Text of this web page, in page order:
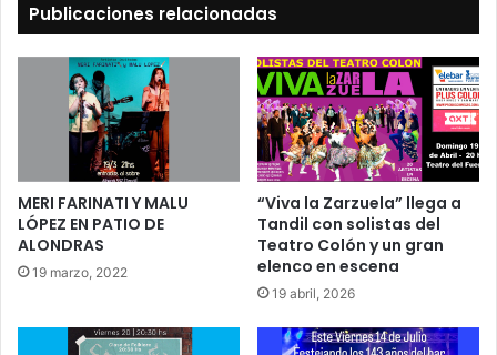
Publicaciones relacionadas
MERI FARINATI Y MALU
LÓPEZ EN PATIO DE
ALONDRAS
19 marzo, 2022
“Viva la Zarzuela” llega a
Tandil con solistas del
Teatro Colón y un gran
elenco en escena
19 abril, 2026